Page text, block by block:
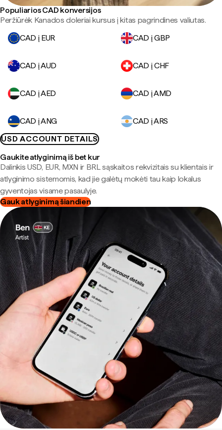
Populiarios CAD konversijos
Peržiūrėk Kanados doleriai kursus į kitas pagrindines valiutas.
CAD į EUR
CAD į GBP
CAD į AUD CAD į CHF
CAD į AED CAD į AMD
CAD į ANG
CAD į ARS
USD ACCOUNT DETAILS
Gaukite atlyginimą iš bet kur
Dalinkis USD, EUR, MXN ir BRL sąskaitos rekvizitais su klientais ir
atlyginimo sistemomis, kad jie galėtų mokėti tau kaip lokalus
gyventojas visame pasaulyje.
Gauk atlyginimą šiandien